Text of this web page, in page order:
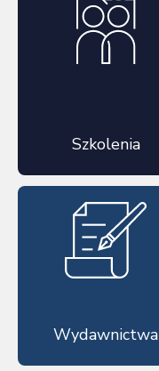
Szkolenia
Wydawnictwa